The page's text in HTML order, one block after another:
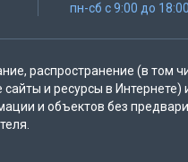
пн-сб с 9:00 до 18:00
распространение (в том
сайты и ресурсы в
и объектов без